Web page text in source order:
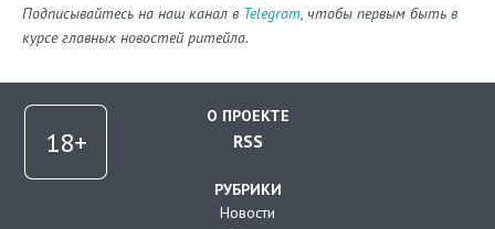
Подписывайтесь на наш канал в Telegram, чтобы первым быть в
курсе главных новостей ритейла.
О ПРОЕКТЕ
RSS
РУБРИКИ
Новости